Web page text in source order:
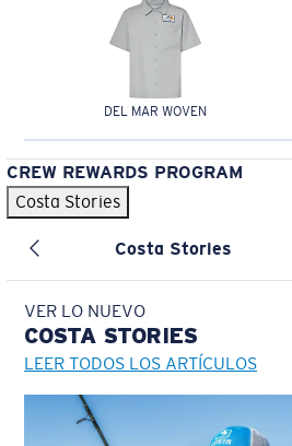
DEL MAR WOVEN
CREW REWARDS PROGRAM
Costa Stories
Costa Stories
VER LO NUEVO
COSTA STORIES
LEER TODOS LOS ARTÍCULOS